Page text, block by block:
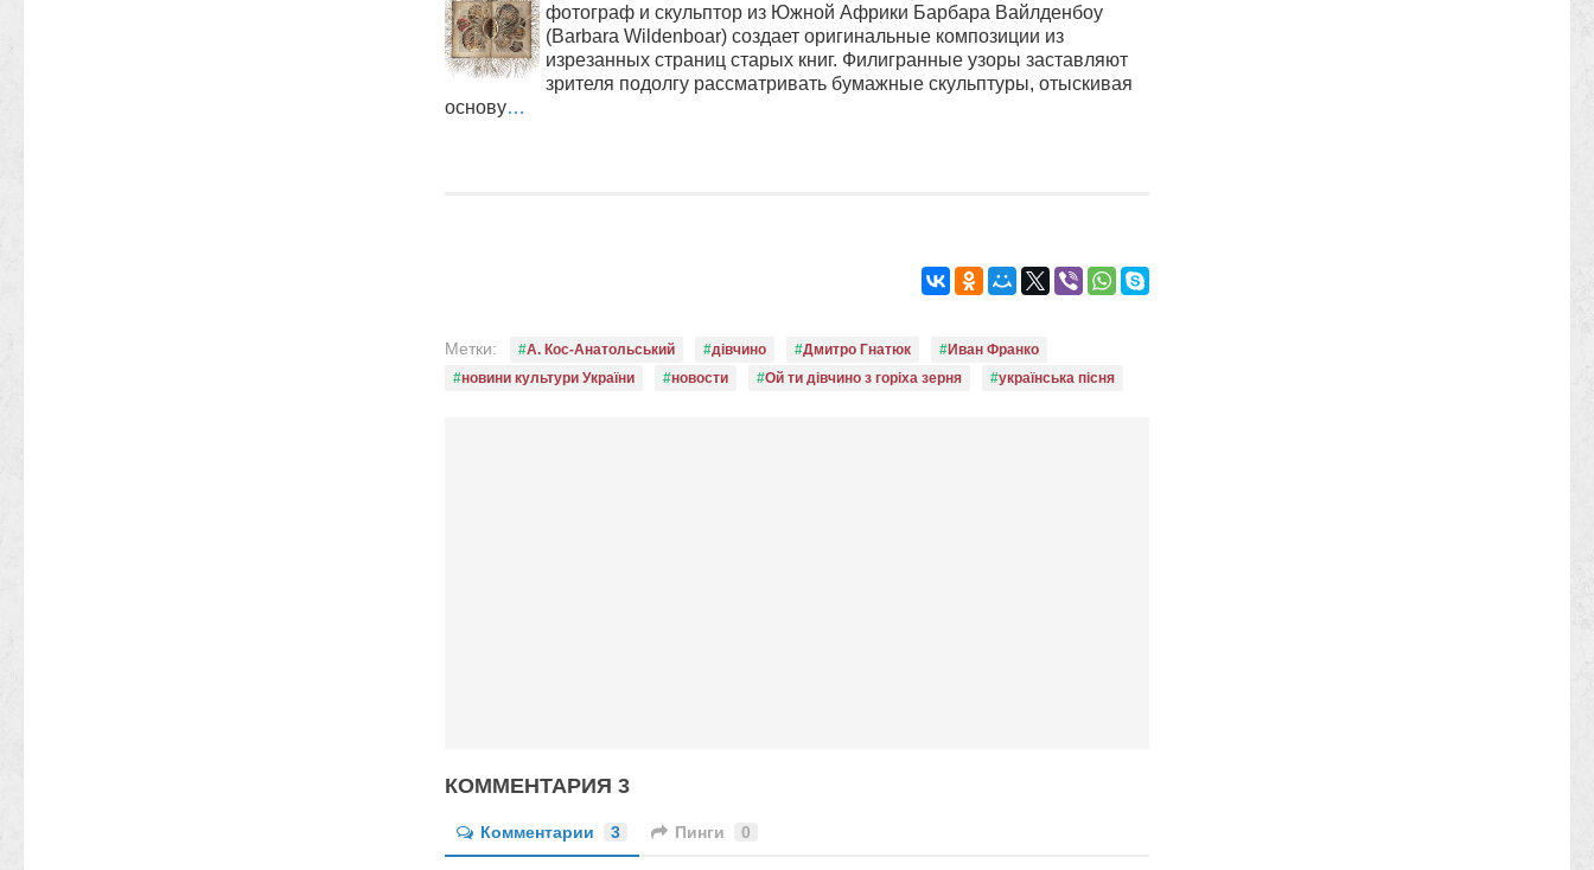
фотограф и скульптор из Южной Африки Барбара Вайлденбоу
(Barbara Wildenboar) создает оригинальные композиции из
изрезанных страниц старых книг. Филигранные узоры заставляют
зрителя подолгу рассматривать бумажные скульптуры, отыскивая
основу…
Метки: А. Кос-Анатольський дівчино Дмитро Гнатюк
Иван Франко
новини культури України
новости Ой ти дівчино з горіха зерня українська пісня
КОММЕНТАРИЯ 3
Комментарии 3 Пинги 0